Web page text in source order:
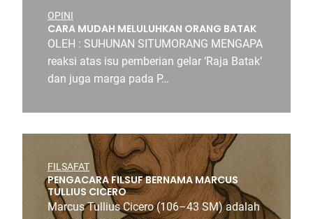
OPINI
CARA MUDAH MELULUHKAN ORANG BATAK
OLEH : SUHUNAN SITUMORANG MENGAPA
reaksi atas isu pemberian gelar ‘Raja Batak’
dan juga marga pada P…
FILSAFAT
PENGACARA FILSUF BERNAMA MARCUS
TULLIUS CICERO
Marcus Tullius Cicero (106–43 SM) adalah